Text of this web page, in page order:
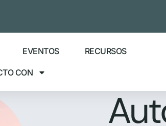
EVENTOS RECURSOS
CON